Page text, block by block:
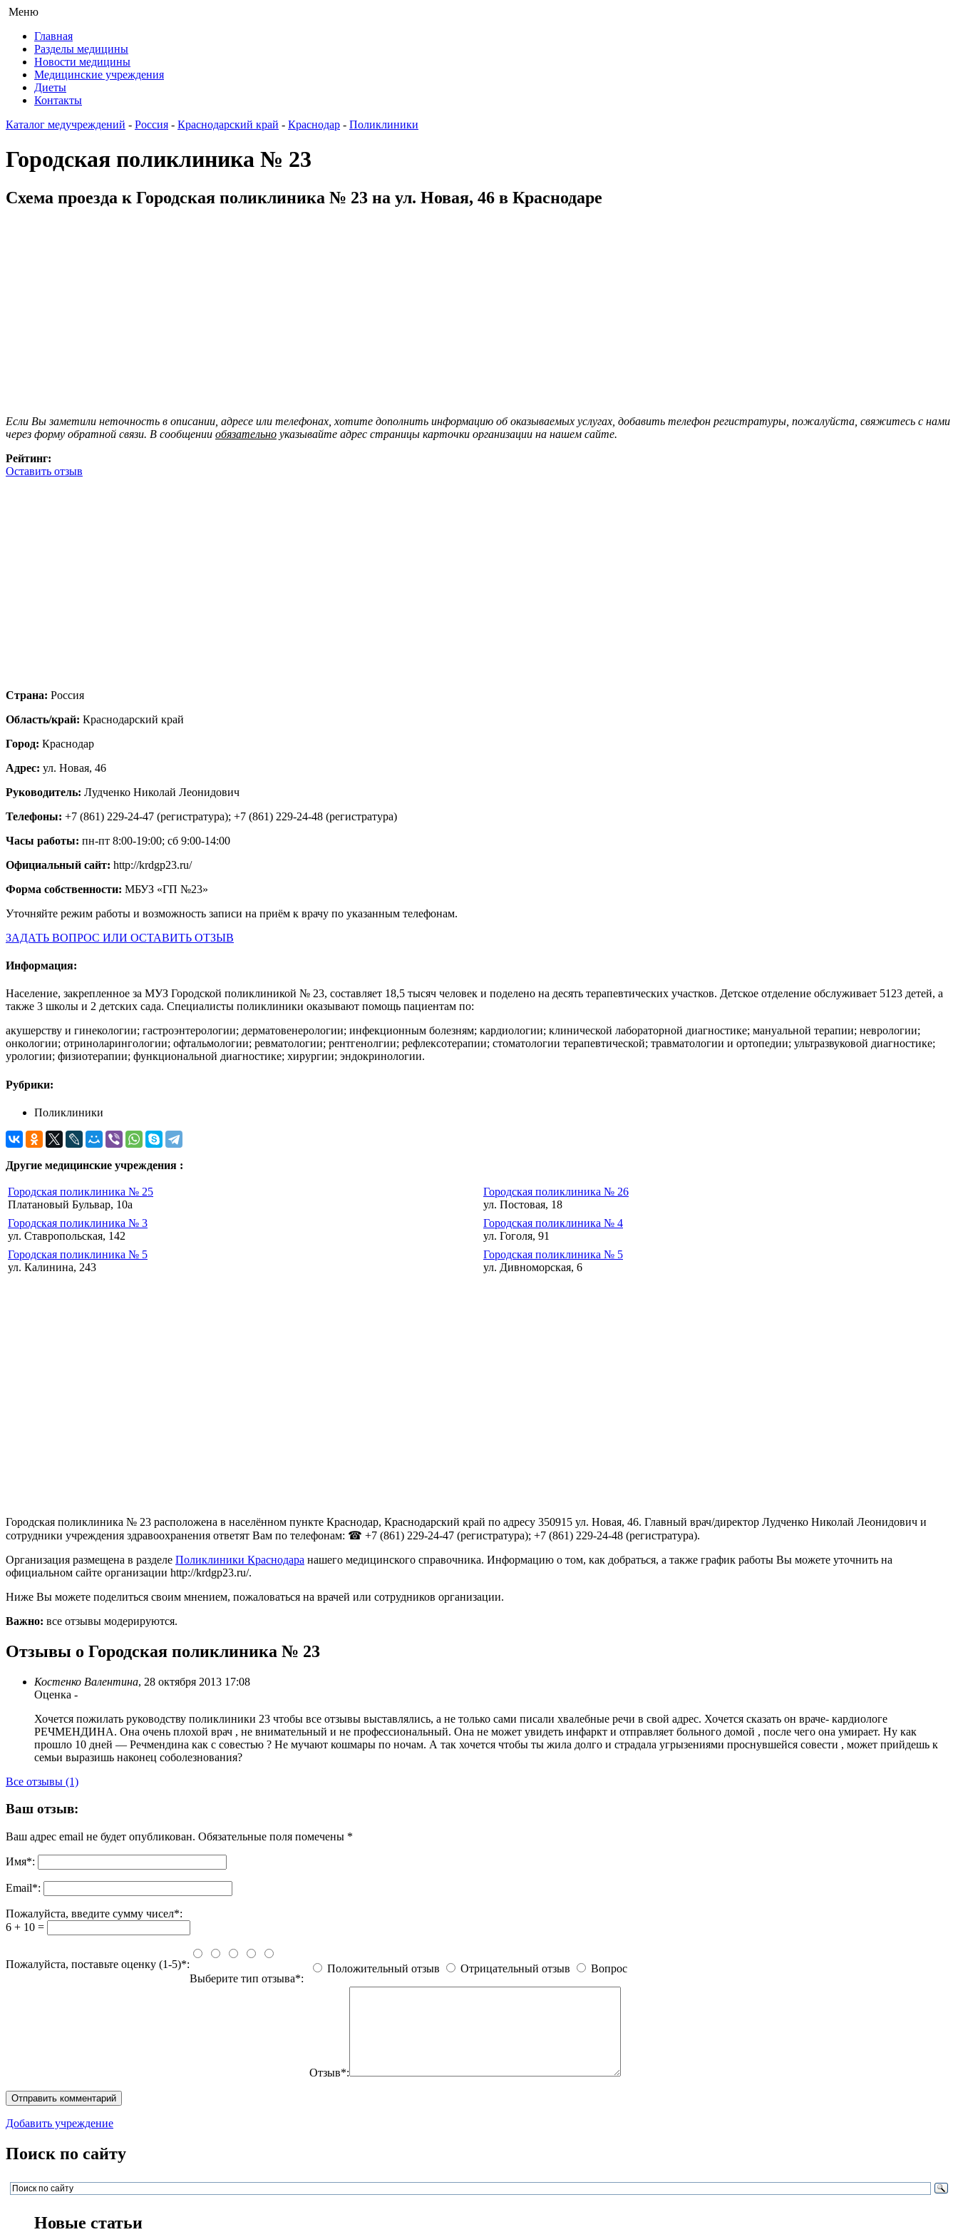
Меню
Главная
Разделы медицины
Новости медицины
Медицинские учреждения
Диеты
Контакты
Каталог медучреждений - Россия - Краснодарский край - Краснодар - Поликлиники
Городская поликлиника № 23
Схема проезда к Городская поликлиника № 23 на ул. Новая, 46 в Краснодаре
Если Вы заметили неточность в описании, адресе или телефонах, хотите дополнить информацию об оказываемых услугах, добавить телефон регистратуры, пожалуйста, свяжитесь с нами
через форму обратной связи. В сообщении обязательно указывайте адрес страницы карточки организации на нашем сайте.
Рейтинг:
Оставить отзыв
Страна: Россия
Область/край: Краснодарский край
Город: Краснодар
Адрес: ул. Новая, 46
Руководитель: Лудченко Николай Леонидович
Телефоны: +7 (861) 229-24-47 (регистратура); +7 (861) 229-24-48 (регистратура)
Часы работы: пн-пт 8:00-19:00; сб 9:00-14:00
Официальный сайт: http://krdgp23.ru/
Форма собственности: МБУЗ «ГП №23»
Уточняйте режим работы и возможность записи на приём к врачу по указанным телефонам.
ЗАДАТЬ ВОПРОС ИЛИ ОСТАВИТЬ ОТЗЫВ
Информация:
Население, закрепленное за МУЗ Городской поликлиникой № 23, составляет 18,5 тысяч человек и поделено на десять терапевтических участков. Детское отделение обслуживает 5123 детей, а
также 3 школы и 2 детских сада. Специалисты поликлиники оказывают помощь пациентам по:
акушерству и гинекологии; гастроэнтерологии; дерматовенерологии; инфекционным болезням; кардиологии; клинической лабораторной диагностике; мануальной терапии; неврологии;
онкологии; отриноларингологии; офтальмологии; ревматологии; рентгенолгии; рефлексотерапии; стоматологии терапевтической; травматологии и ортопедии; ультразвуковой диагностике;
урологии; физиотерапии; функциональной диагностике; хирургии; эндокринологии.
Рубрики:
Поликлиники
Другие медицинские учреждения :
Городская поликлиника № 25
Платановый Бульвар, 10а
Городская поликлиника № 26
ул. Постовая, 18
Городская поликлиника № 3
ул. Ставропольская, 142
Городская поликлиника № 4
ул. Гоголя, 91
Городская поликлиника № 5
ул. Калинина, 243
Городская поликлиника № 5
ул. Дивноморская, 6
Городская поликлиника № 23 расположена в населённом пункте Краснодар, Краснодарский край по адресу 350915 ул. Новая, 46. Главный врач/директор Лудченко Николай Леонидович и
сотрудники учреждения здравоохранения ответят Вам по телефонам: ☎ +7 (861) 229-24-47 (регистратура); +7 (861) 229-24-48 (регистратура).
Организация размещена в разделе Поликлиники Краснодара нашего медицинского справочника. Информацию о том, как добраться, а также график работы Вы можете уточнить на
официальном сайте организации http://krdgp23.ru/.
Ниже Вы можете поделиться своим мнением, пожаловаться на врачей или сотрудников организации.
Важно: все отзывы модерируются.
Отзывы о Городская поликлиника № 23
Костенко Валентина, 28 октября 2013 17:08
Оценка -
Хочется пожилать руководству поликлиники 23 чтобы все отзывы выставлялись, а не только сами писали хвалебные речи в свой адрес. Хочется сказать он враче- кардиологе
РЕЧМЕНДИНА. Она очень плохой врач , не внимательный и не профессиональный. Она не может увидеть инфаркт и отправляет больного домой , после чего она умирает. Ну как
прошло 10 дней — Речмендина как с совестью ? Не мучают кошмары по ночам. А так хочется чтобы ты жила долго и страдала угрызениями проснувшейся совести , может прийдешь к
семьи выразишь наконец соболезнования?
Все отзывы (1)
Ваш отзыв:
Ваш адрес email не будет опубликован. Обязательные поля помечены *
Имя*:
Email*:
Пожалуйста, введите сумму чисел*:
6 + 10 =
Пожалуйста, поставьте оценку (1-5)*:
Выберите тип отзыва*:
Положительный отзыв Отрицательный отзыв Вопрос
Отзыв*:
Добавить учреждение
Поиск по сайту
Новые статьи